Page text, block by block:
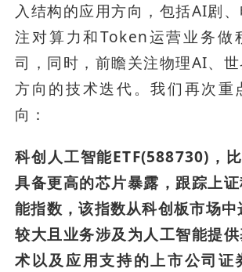
入结构的应用方向，包括AI剧
注对算力和Token运营业务做
司，同时，前瞻关注物理AI、
方向的技术迭代。我们再次重
向：
科创人工智能ETF(588730)，
具备更高的芯片暴露，跟踪上
能指数，该指数从科创板市场
较大且业务涉及为人工智能提
术以及应用支持的上市公司证